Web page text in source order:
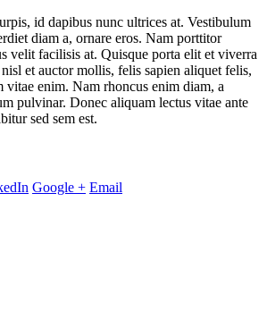
id dapibus nunc ultrices at. Vestibulum
diam a, ornare eros. Nam porttitor
velit facilisis at. Quisque porta elit et viverra
et auctor mollis, felis sapien aliquet felis,
vitae enim. Nam rhoncus enim diam, a
pulvinar. Donec aliquam lectus vitae ante
sed sem est.
Google + Email